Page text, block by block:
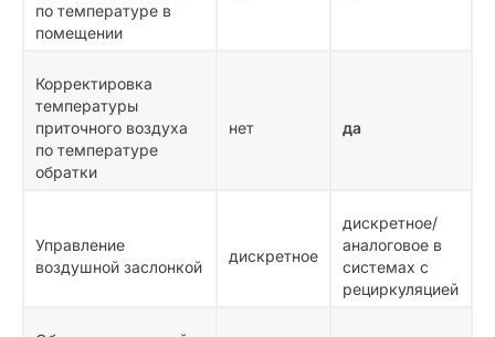
по температуре в
помещении
Корректировка
температуры
приточного воздуха
по температуре
обратки
нет да
Управление
воздушной заслонкой
дискретное
дискретное/
аналоговое в
системах с
рециркуляцией